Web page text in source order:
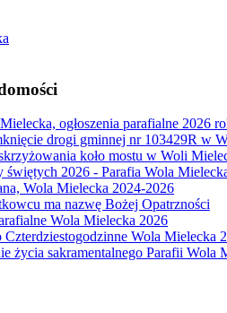
ogłoszenia parafialne 2026
drogi gminnej nr 103429R w
koło mostu w Woli
świętych 2026 - Parafia Wola
Wola Mielecka 2024-2026
ma nazwę Bożej Opatrzności
Wola Mielecka 2026
Czterdziestogodzinne Wola Mielecka
życia sakramentalnego Parafii Wola